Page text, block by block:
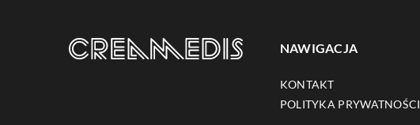
NAWIGACJA
KONTAKT
POLITYKA PRYWATNOŚCI